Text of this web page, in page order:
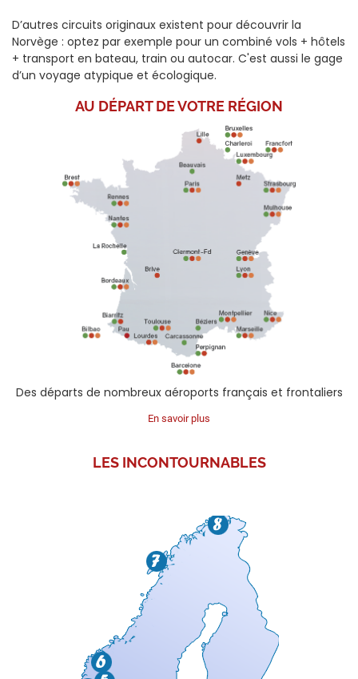
D’autres circuits originaux existent pour découvrir la
Norvège : optez par exemple pour un combiné vols + hôtels
+ transport en bateau, train ou autocar. C'est aussi le gage
d’un voyage atypique et écologique.
AU DÉPART DEVOTRE RÉGION
Des départs de nombreux aéroports français et frontaliers
En savoir plus
LES INCONTOURNABLES